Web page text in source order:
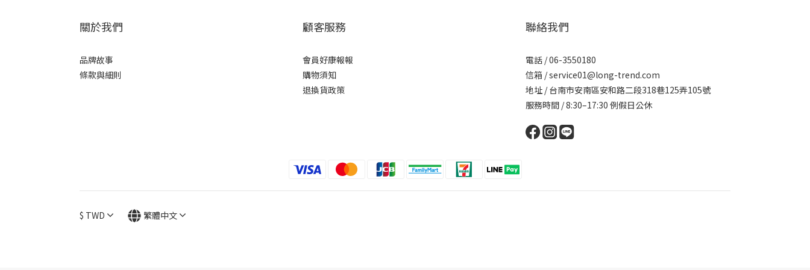
關於我們
品牌故事
條款與細則
顧客服務
會員好康報報
購物須知
退換貨政策
聯絡我們
電話 / 06-3550180
信箱 / service01@long-trend.com
地址 / 台南市安南區安和路二段318巷125弄105號
服務時間 / 8:30–17:30 例假日公休
$ TWD 繁體中文